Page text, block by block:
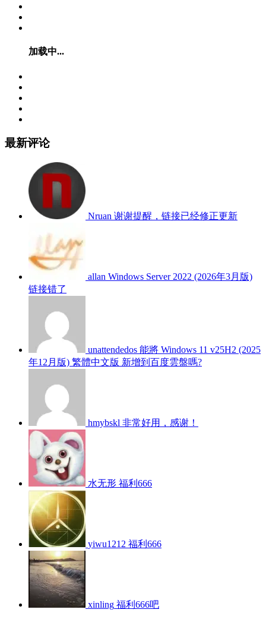
加载中...
最新评论
Nruan 谢谢提醒，链接已经修正更新
allan Windows Server 2022 (2026年3月版)
链接错了
unattendedos 能將 Windows 11 v25H2 (2025
年12月版) 繁體中文版 新增到百度雲盤嗎?
hmybskl 非常好用，感谢！
水无形 福利666
yiwu1212 福利666
xinling 福利666吧